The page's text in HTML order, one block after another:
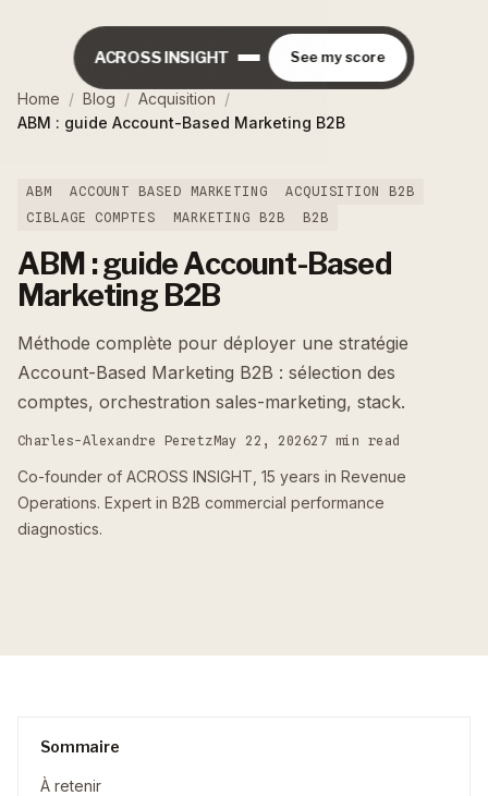
ACROSS INSIGHT See my score
Home / Blog / Acquisition /
ABM : guide Account-Based Marketing B2B
ABM ACCOUNT BASED MARKETING
ACQUISITION B2B
CIBLAGE COMPTES
MARKETING B2B B2B
ABM : guide Account-Based
Marketing B2B
Méthode complète pour déployer une stratégie
Account-Based Marketing B2B : sélection des
comptes, orchestration sales-marketing, stack.
Charles-Alexandre PeretzMay 22, 202627 min read
Co-founder of ACROSS INSIGHT, 15 years in Revenue
Operations. Expert in B2B commercial performance
diagnostics.
Sommaire
À retenir